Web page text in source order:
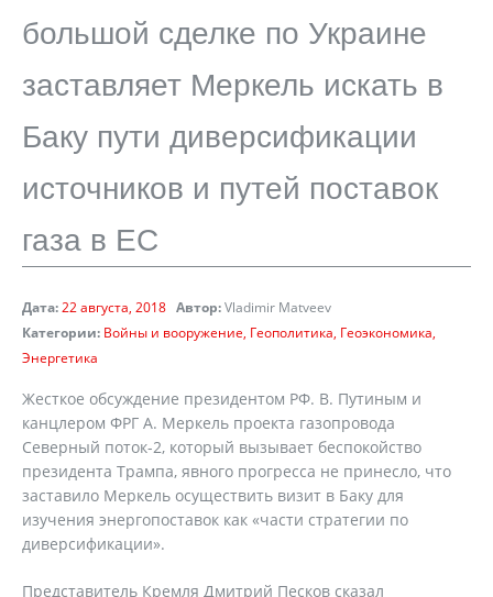
большой сделке по Украине
заставляет Меркель искать в
Баку пути диверсификации
источников и путей поставок
газа в ЕС
Дата:22 августа, 2018 Автор:Vladimir Matveev
Категории: Войны и вооружение Геополитика Геоэкономика
Энергетика
Жесткое обсуждение президентом РФ. В. Путиным и
канцлером ФРГ А. Меркель проекта газопровода
Северный поток-2, который вызывает беспокойство
президента Трампа, явного прогресса не принесло, что
заставило Меркель осуществить визит в Баку для
изучения энергопоставок как «части стратегии по
диверсификации».
Представитель Кремля Дмитрий Песков сказал